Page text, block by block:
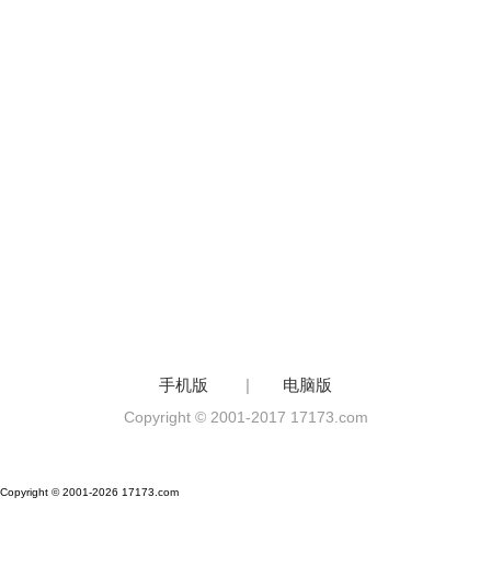
手机版 | 电脑版
Copyright © 2001-2017 17173.com
Copyright © 2001-2026 17173.com